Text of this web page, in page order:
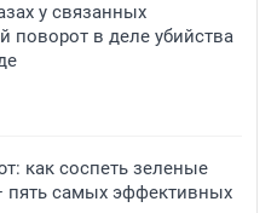
у связанных
поворот в деле убийства
как соспеть зеленые
самых эффективных